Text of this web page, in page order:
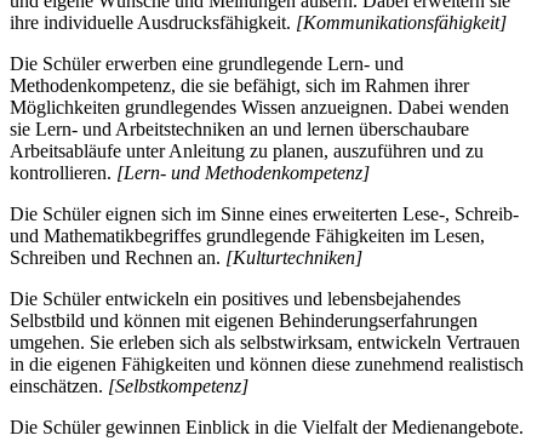
ihre individuelle Ausdrucksfähigkeit. [Kommunikationsfähigkeit]
Die Schüler erwerben eine grundlegende Lern- und
Methodenkompetenz, die sie befähigt, sich im Rahmen ihrer
Möglichkeiten grundlegendes Wissen anzueignen. Dabei wenden
sie Lern- und Arbeitstechniken an und lernen überschaubare
Arbeitsabläufe unter Anleitung zu planen, auszuführen und zu
kontrollieren. [Lern- und Methodenkompetenz]
Die Schüler eignen sich im Sinne eines erweiterten Lese-, Schreib-
und Mathematikbegriffes grundlegende Fähigkeiten im Lesen,
Schreiben und Rechnen an. [Kulturtechniken]
Die Schüler entwickeln ein positives und lebensbejahendes
Selbstbild und können mit eigenen Behinderungserfahrungen
umgehen. Sie erleben sich als selbstwirksam, entwickeln Vertrauen
in die eigenen Fähigkeiten und können diese zunehmend realistisch
einschätzen. [Selbstkompetenz]
Die Schüler gewinnen Einblick in die Vielfalt der Medienangebote.